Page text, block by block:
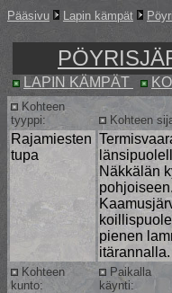
Pääsivu Lapin kämpät
LAPIN KÄMPÄT
Kohteen
tyyppi:
Kohteen
Rajamiesten
tupa
Näkkälän
pohjoiseen.
pienen
itärannalla.
Kohteen
kunto:
Paikalla
käynti: